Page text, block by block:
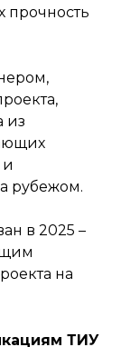
прочность
из
рубежом.
в 2025 –
на
ТИУ